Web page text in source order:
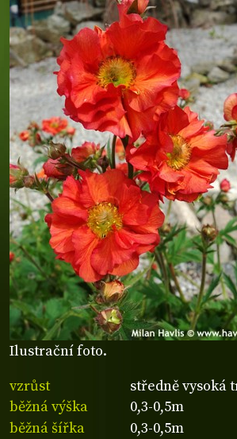
Ilustrační foto.
vzrůst
středně vysoká
běžná výška
0,3-0,5m
běžná šířka
0,3-0,5m